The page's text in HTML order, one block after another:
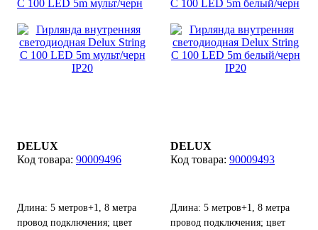
С 100 LED 5m мульт/черн
DELUX
90009496
Длина: 5 метров+1, 8 метра
провод подключения; цвет
С 100 LED 5m белый/черн
DELUX
90009493
Длина: 5 метров+1, 8 метра
провод подключения; цвет